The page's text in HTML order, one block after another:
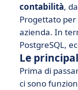
contabilità,
Progettato per
azienda. In
PostgreSQL,
Le
Prima di
ci sono